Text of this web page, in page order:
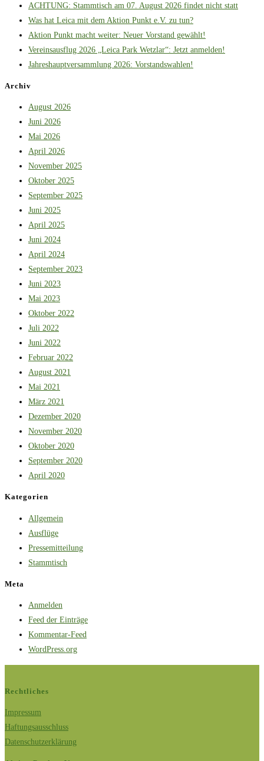
ACHTUNG: Stammtisch am 07. August 2026 findet nicht statt
Was hat Leica mit dem Aktion Punkt e.V. zu tun?
Aktion Punkt macht weiter: Neuer Vorstand gewählt!
Vereinsausflug 2026 „Leica Park Wetzlar“: Jetzt anmelden!
Jahreshauptversammlung 2026: Vorstandswahlen!
Archiv
August 2026
Juni 2026
Mai 2026
April 2026
November 2025
Oktober 2025
September 2025
Juni 2025
April 2025
Juni 2024
April 2024
September 2023
Juni 2023
Mai 2023
Oktober 2022
Juli 2022
Juni 2022
Februar 2022
August 2021
Mai 2021
März 2021
Dezember 2020
November 2020
Oktober 2020
September 2020
April 2020
Kategorien
Allgemein
Ausflüge
Pressemitteilung
Stammtisch
Meta
Anmelden
Feed der Einträge
Kommentar-Feed
WordPress.org
Rechtliches
Impressum
Haftungsausschluss
Datenschutzerklärung